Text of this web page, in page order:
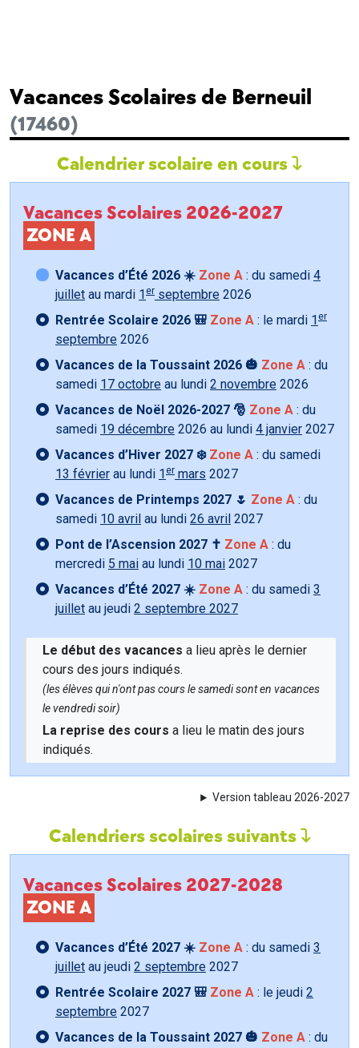
Vacances Scolaires de Berneuil
(17460)
Calendrier scolaire en cours
Vacances Scolaires 2026-2027
ZONE A
Vacances d’Été 2026 ☀️ Zone A : du samedi 4
juillet au mardi 1 er septembre 2026
Rentrée Scolaire 2026 🎒 Zone A : le mardi 1 er
septembre 2026
Vacances de la Toussaint 2026 🎃 Zone A : du
samedi 17 octobre au lundi 2 novembre 2026
Vacances de Noël 2026-2027 🎅 Zone A : du
samedi 19 décembre 2026 au lundi 4 janvier 2027
Vacances d’Hiver 2027 ❄️ Zone A : du samedi
13 février au lundi 1 er mars 2027
Vacances de Printemps 2027 🌷 Zone A : du
samedi 10 avril au lundi 26 avril 2027
Pont de l’Ascension 2027 ✝️ Zone A : du
mercredi 5 mai au lundi 10 mai 2027
Vacances d’Été 2027 ☀️ Zone A : du samedi 3
juillet au jeudi 2 septembre 2027
Le début des vacances a lieu après le dernier
cours des jours indiqués.
(les élèves qui n'ont pas cours le samedi sont en vacances
le vendredi soir)
La reprise des cours a lieu le matin des jours
indiqués.
Version tableau 2026-2027
Calendriers scolaires suivants
Vacances Scolaires 2027-2028
ZONE A
Vacances d’Été 2027 ☀️ Zone A : du samedi 3
juillet au jeudi 2 septembre 2027
Rentrée Scolaire 2027 🎒 Zone A : le jeudi 2
septembre 2027
Vacances de la Toussaint 2027 🎃 Zone A : du